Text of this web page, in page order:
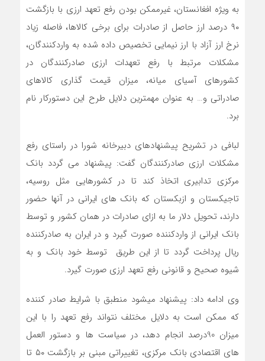
به ویژه افغانستان، غیرممکن بودن رفع تعهد ارزی با بازگشت
۹۰ درصد ارز حاصل از صادرات برای برخی کالاها، فاصله زیاد
نرخ ارز آزاد با ارز نیمایی تخصیص داده شده به واردکنندگان،
مشکلات مرتبط با رفع تعهدات ارزی صادرکنندگان در
کشورهای آسیای میانه، میزان قیمت گذاری کالاهای
صادراتی و… به عنوان مهمترین دلایل طرح این دستورکار نام
برد.
لبافی در تشریح پیشنهادهای دبیرخانه شورا در راستای رفع
مشکلات ارزی صادرکنندگان گفت: پیشنهاد می گردد بانک
مرکزی تدابیری اتخاذ کند تا در کشورهایی مثل روسیه،
تاجیکستان و ازبکستان که بانک های ایرانی در آنها حضور
دارند، تحویل دلار ما به ازای صادرات در همان کشور و توسط
بانک ایرانی از واردکننده صورت گیرد و در ایران به صادرکننده
ریال پرداخت گردد تا از این طریق توسط خود بانک و به
شیوه صحیح و قانونی رفع تعهد ارزی صورت گیرد.
وی ادامه داد: پیشنهاد میشود منطبق با شرایط صادر کننده
که ممکن است به دلایل مختلف نتواند رفع تعهد را با این
میزان 90درصد انجام دهد، در سیاست ها و دستور العمل
های اقتصادی بانک مرکزی، تغییراتی مبنی بر بازگشت ۵۰ تا